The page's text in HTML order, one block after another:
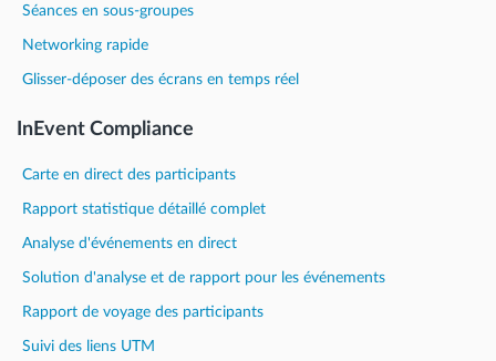
Séances en sous-groupes
Networking rapide
Glisser-déposer des écrans en temps réel
InEvent Compliance
Carte en direct des participants
Rapport statistique détaillé complet
Analyse d'événements en direct
Solution d'analyse et de rapport pour les événements
Rapport de voyage des participants
Suivi des liens UTM